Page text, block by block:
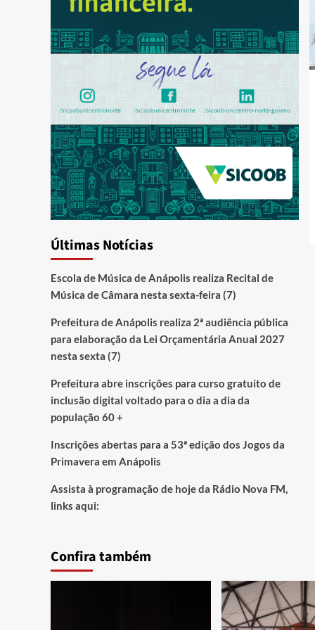
Últimas Notícias
Escola de Música de Anápolis realiza Recital de
Música de Câmara nesta sexta-feira (7)
Prefeitura de Anápolis realiza 2ª audiência pública
para elaboração da Lei Orçamentária Anual 2027
nesta sexta (7)
Prefeitura abre inscrições para curso gratuito de
inclusão digital voltado para o dia a dia da
população 60 +
Inscrições abertas para a 53ª edição dos Jogos da
Primavera em Anápolis
Assista à programação de hoje da Rádio Nova FM,
links aqui:
Confira também